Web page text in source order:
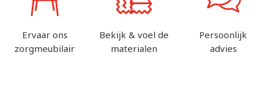
Ervaar ons
zorgmeubilair
Bekijk & voel de
materialen
Persoonlijk
advies